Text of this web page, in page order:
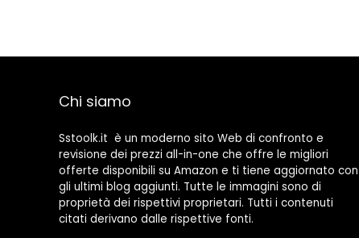
Chi siamo
Sstoolk.it è un moderno sito Web di confronto e
revisione dei prezzi all-in-one che offre le migliori
offerte disponibili su Amazon e ti tiene aggiornato con
gli ultimi blog aggiunti. Tutte le immagini sono di
proprietà dei rispettivi proprietari. Tutti i contenuti
citati derivano dalle rispettive fonti.